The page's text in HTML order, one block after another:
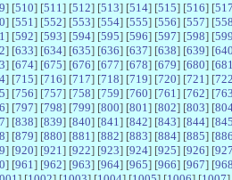
] [510] [511 ] [512] [513] [514] [515] [516] [517
] [551 ] [552] [553] [554] [555] [556] [557] [558
] [592] [593] [594] [595] [596] [597] [598] [599
] [633] [634] [635] [636] [637] [638] [639] [640
] [674] [675] [676] [677] [678] [679] [680] [681
] [715] [716] [717] [718] [719] [720] [721 ] [722
] [756] [757] [758] [759] [760] [761 ] [762] [763
] [797] [798] [799] [800] [801 ] [802] [803] [
] [838] [839] [840] [841 ] [842] [843] [844] [845
] [879] [880] [881 ] [882] [883] [884] [885] [886
] [920] [921 ] [922] [923] [924] [925] [926] [927
] [961 ] [962] [963] [964] [965] [966] [967] [968